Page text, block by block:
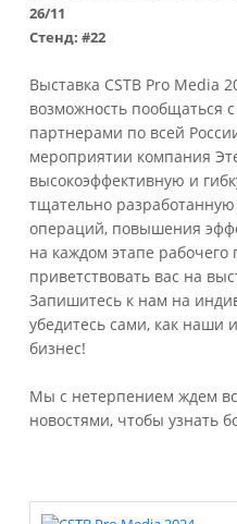
26/11
Стенд: #22
Выставка CSTB Pro Media
возможность пообщаться
партнерами по всей
мероприятии компания
высокоэффективную и
тщательно
операций, повышения
на каждом этапе
приветствовать вас на
Запишитесь к нам на
убедитесь сами, как наши
бизнес!
Мы с нетерпением ждем
новостями, чтобы узнать